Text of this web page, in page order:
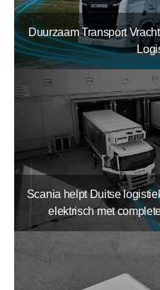
Duurzaam Transport
Scania helpt Duitse
elektrisch met